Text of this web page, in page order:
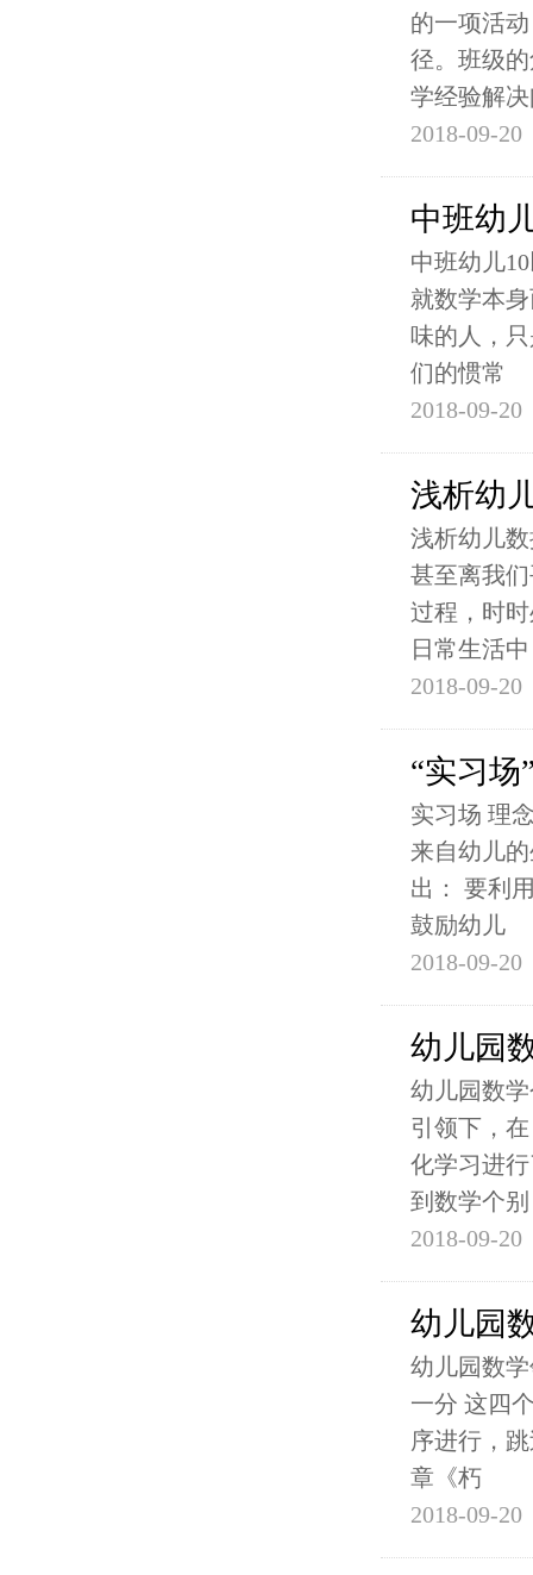
的一项活
径。班级
学经验解
2018-09-20
中班幼
中班幼儿
就数学本
味的人，
们的惯常
2018-09-20
浅析幼
浅析幼儿
甚至离我
过程，时
日常生活中
2018-09-20
“实习场
实习场 理
来自幼儿
出： 要利
鼓励幼儿
2018-09-20
幼儿园
幼儿园数
引领下，
化学习进
到数学个别
2018-09-20
幼儿园
幼儿园数
一分 这四
序进行，
章《朽
2018-09-20